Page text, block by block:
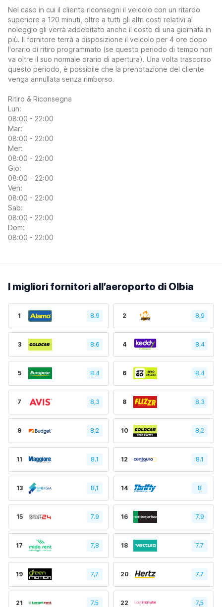
Nel caso in cui il cliente riconsegni il veicolo con un ritardo
superiore a 120 minuti, oltre a tutti gli altri costi relativi al
noleggio gli verrà addebitato anche il costo di una giornata in
più. Il fornitore terrà a disposizione il veicolo per 4 ore dopo
l'orario di ritiro programmato (se questo periodo di tempo non
va oltre il suo normale orario di apertura). Una volta trascorso
questo periodo, è possibile che la prenotazione del cliente
venga annullata senza rimborso.
Ritiro & Riconsegna
Lun:
08:00 - 22:00
Mar:
08:00 - 22:00
Mer:
08:00 - 22:00
Gio:
08:00 - 22:00
Ven:
08:00 - 22:00
Sab:
08:00 - 22:00
Dom:
08:00 - 22:00
I migliori fornitori all’aeroporto di Olbia
1 8.9 2 8,9
3 8.6 4 8,4
5 8.4 6 8,4
7 8,3 8 8,3
9 8,2 10 8,2
11 8.1 12 8.1
13 8,1 14 8
15 7.9 16 7.9
17 7,8 18 7.7
19 7,7 20 7.7
21 7.5 22 7,5